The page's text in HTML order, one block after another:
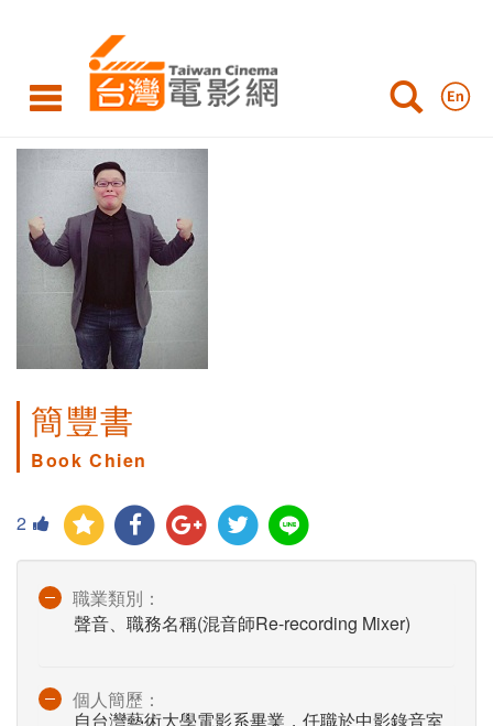
簡豐書
Book Chien
2
職業類別：
聲音、職務名稱(混音師Re-recording Mixer)
個人簡歷：
自台灣藝術大學電影系畢業，任職於中影錄音室